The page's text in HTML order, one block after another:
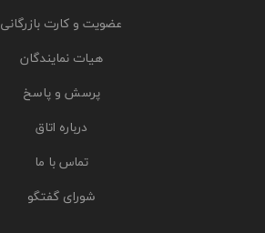
عضویت و کارت بازرگانی
هیات نمایندگان
پرسش و پاسخ
درباره اتاق
تماس با ما
شورای گفتگو